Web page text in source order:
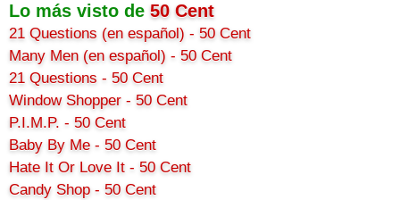
Lo más visto de 50 Cent
21 Questions (en español) - 50 Cent
Many Men (en español) - 50 Cent
21 Questions - 50 Cent
Window Shopper - 50 Cent
P.I.M.P. - 50 Cent
Baby By Me - 50 Cent
Hate It Or Love It - 50 Cent
Candy Shop - 50 Cent